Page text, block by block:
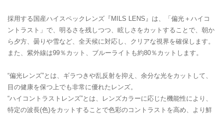
採用する国産ハイスペックレンズ『MILS LENS』は、「偏光＋ハイコ
ントラスト」で、明るさを残しつつ、眩しさをカットすることで、朝か
ら夕方、曇りや雪など、全天候に対応し、クリアな視界を確保します。
また、紫外線は99％カット、ブルーライトも約80％カットします。
“偏光レンズ”とは、ギラつきや乱反射を抑え、余分な光をカットして、
目の健康を保つ上でも非常に優れたレンズ。
“ハイコントラストレンズ”とは、レンズカラーに応じた機能性により、
特定の波長(色)をカットすることで色彩のコントラストを高め、より鮮